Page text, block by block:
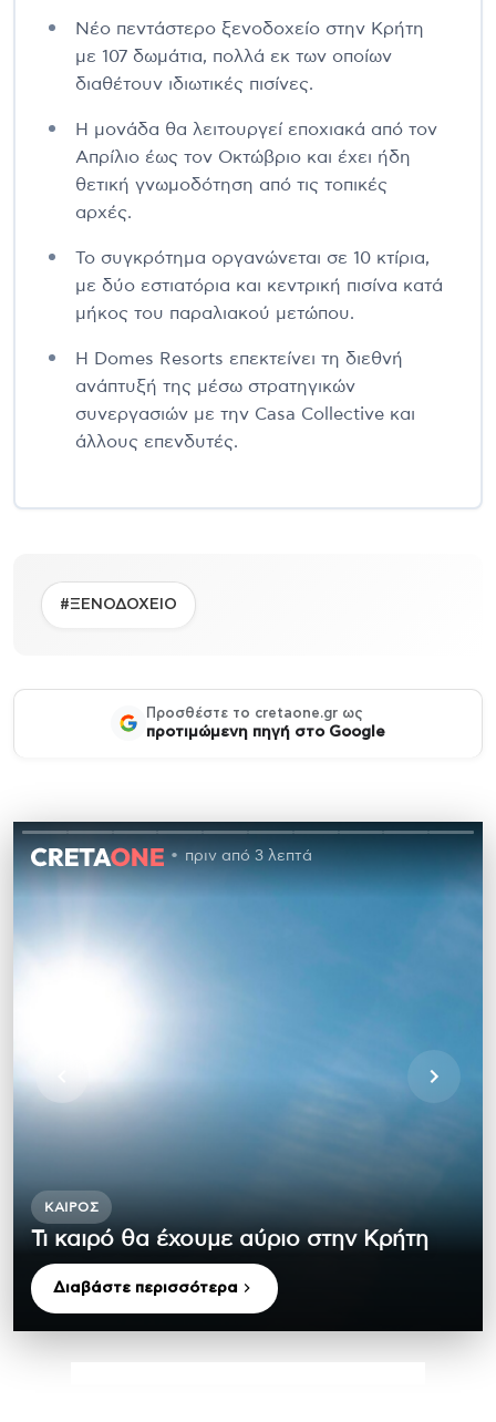
Νέο πεντάστερο ξενοδοχείο στην Κρήτη
με 107 δωμάτια, πολλά εκ των οποίων
διαθέτουν ιδιωτικές πισίνες.
Η μονάδα θα λειτουργεί εποχιακά από τον
Απρίλιο έως τον Οκτώβριο και έχει ήδη
θετική γνωμοδότηση από τις τοπικές
αρχές.
Το συγκρότημα οργανώνεται σε 10 κτίρια,
με δύο εστιατόρια και κεντρική πισίνα κατά
μήκος του παραλιακού μετώπου.
Η Domes Resorts επεκτείνει τη διεθνή
ανάπτυξή της μέσω στρατηγικών
συνεργασιών με την Casa Collective και
άλλους επενδυτές.
#ΞΕΝΟΔΟΧΕΙΟ
Προσθέστε το cretaone.gr ως
προτιμώμενη πηγή στο Google
πριν από 3 λεπτά
ΚΑΙΡΌΣ
Τι καιρό θα έχουμε αύριο στην Κρήτη
Διαβάστε περισσότερα